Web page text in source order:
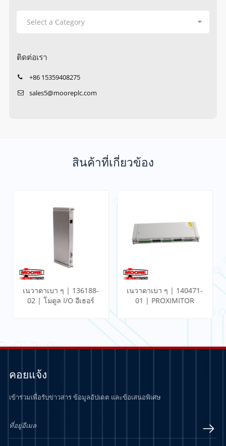
ติดต่อเรา
+86 15359408275
sales5@mooreplc.com
สินค้าที่เกี่ยวข้อง
เนวาดาเบา ๆ | 136188-
02 | โมดูล I/O อีเธอร์
เนวาดาเบา ๆ | 140471-
01 | PROXIMITOR
พร้อมการสิ้นสุดภายใน
คอยแจ้ง
เข้าร่วมเพื่อรับข่าวสาร ข้อมูลอัปเดต และข้อเสนอพิเศษ